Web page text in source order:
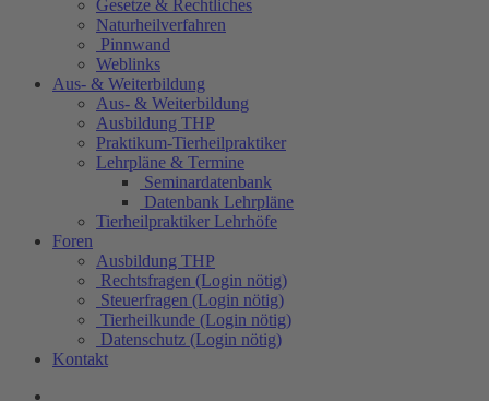
Gesetze & Rechtliches
Naturheilverfahren
Pinnwand
Weblinks
Aus- & Weiterbildung
Aus- & Weiterbildung
Ausbildung THP
Praktikum-Tierheilpraktiker
Lehrpläne & Termine
Seminardatenbank
Datenbank Lehrpläne
Tierheilpraktiker Lehrhöfe
Foren
Ausbildung THP
Rechtsfragen (Login nötig)
Steuerfragen (Login nötig)
Tierheilkunde (Login nötig)
Datenschutz (Login nötig)
Kontakt